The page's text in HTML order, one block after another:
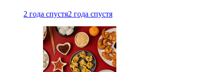
2 года спустя2 года спустя